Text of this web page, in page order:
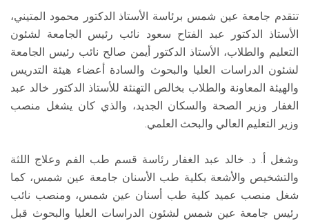
تتقدم جامعة عين شمس برئاسة الأستاذ الدكتور محمود المتيني،
الأستاذ الدكتور عبد الفتاح سعود نائب رئيس الجامعة لشئون
التعليم والطلاب، الأستاذ الدكتور أيمن صالح نائب رئيس الجامعة
لشئون الدراسات العليا والبحوث والسادة أعضاء هيئة التدريس
والهيئة المعاونة والطلاب بخالص التهنئة للأستاذ الدكتور خالد عبد
الغفار وزير الصحة والسكان الجديد، والذي كان يشغل منصب
وزير التعليم العالي والبحث العلمي.
وشغل أ. د. خالد عبد الغفار رئاسة قسم طب الفم وعلاج اللثة
والتشخيص والأشعة بكلية طب الأسنان جامعة عين شمس، كما
شغل منصب عميد كلية طب أسنان عين شمس، ومنصب نائب
رئيس جامعة عين شمس لشئون الدراسات العليا والبحوث قبل